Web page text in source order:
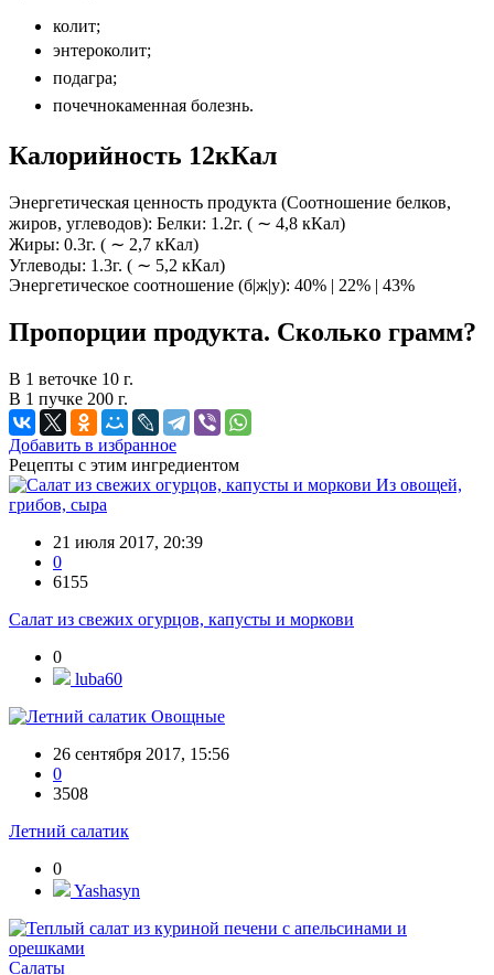
колит;
энтероколит;
подагра;
почечнокаменная болезнь.
Калорийность 12кКал
Энергетическая ценность продукта (Соотношение белков,
жиров, углеводов): Белки: 1.2г. ( ∼ 4,8 кКал)
Жиры: 0.3г. ( ∼ 2,7 кКал)
Углеводы: 1.3г. ( ∼ 5,2 кКал)
Энергетическое соотношение (б|ж|у): 40% | 22% | 43%
Пропорции продукта. Сколько грамм?
В 1 веточке 10 г.
В 1 пучке 200 г.
Добавить в избранное
Рецепты с этим ингредиентом
Из овощей,
грибов, сыра
21 июля 2017, 20:39
0
6155
Салат из свежих огурцов, капусты и моркови
0
luba60
Овощные
26 сентября 2017, 15:56
0
3508
Летний салатик
0
Yashasyn
Салаты